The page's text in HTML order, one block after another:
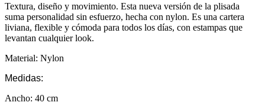
Textura, diseño y movimiento. Esta nueva versión de la plisada
suma personalidad sin esfuerzo, hecha con nylon. Es una cartera
liviana, flexible y cómoda para todos los días, con estampas que
levantan cualquier look.
Material: Nylon
Medidas:
Ancho: 40 cm